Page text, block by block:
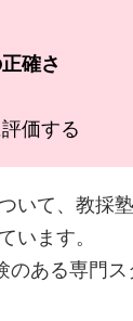
確さ
価する
いて、教採
います。
のある専門